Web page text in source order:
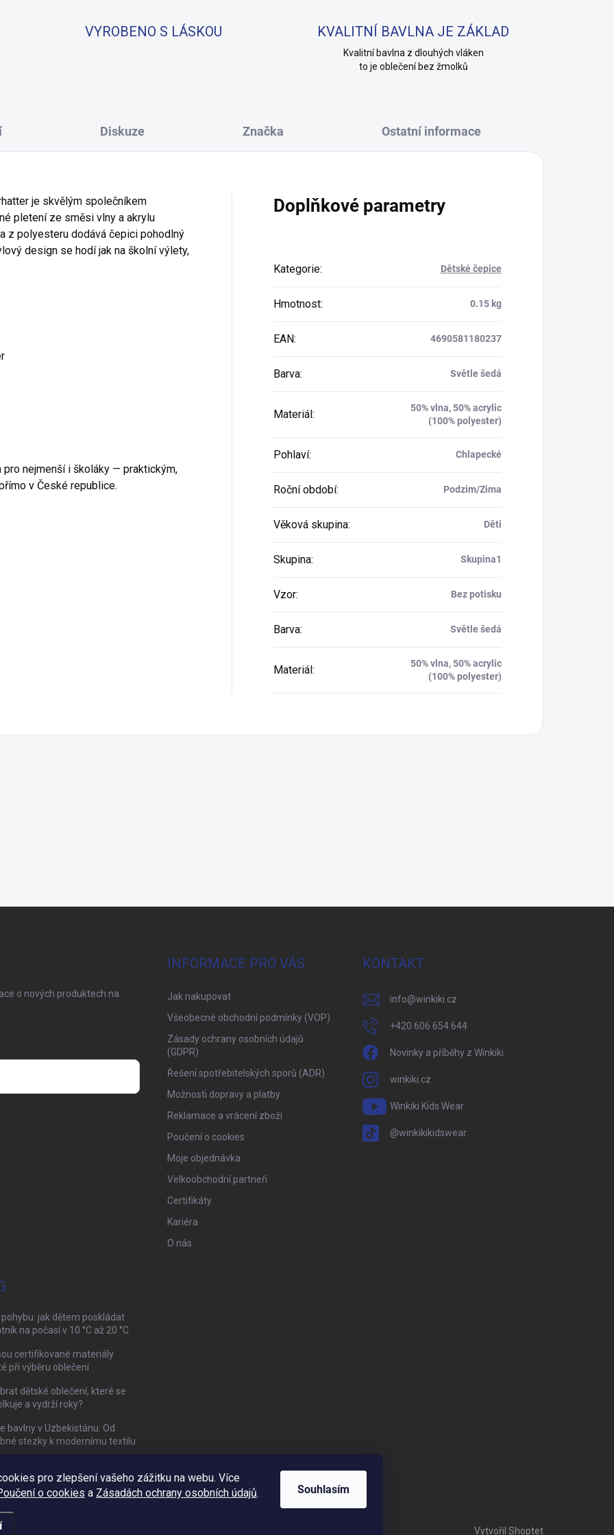
pro zlepšení vašeho zážitku na webu. Více
o cookies a Zásadách ochrany osobních údajů. Souhlasím
VYROBENO S LÁSKOU KVALITNÍ BAVLNA JE ZÁKLAD
Kvalitní bavlna z dlouhých vláken
to je oblečení bez žmolků
Diskuze Značka Ostatní informace
je skvělým společníkem
pletení ze směsi vlny a akrylu
z polyesteru dodává čepici pohodlný
design se hodí jak na školní výlety,
nejmenší i školáky — praktickým,
v České republice.
Doplňkové parametry
Kategorie: Dětské čepice
Hmotnost: 0.15 kg
EAN: 4690581180237
Barva: Světle šedá
Materiál :
50% vlna, 50% acrylic
(100% polyester)
Pohlaví: Chlapecké
Roční období: Podzim/Zima
Věková skupina: Děti
Skupina: Skupina1
Vzor: Bez potisku
Barva: Světle šedá
Materiál :
50% vlna, 50% acrylic
(100% polyester)
o nových produktech na
INFORMACE PRO VÁS
Jak nakupovat
Všeobecné obchodní podmínky (VOP)
Zásady ochrany osobních údajů
(GDPR)
Řešení spotřebitelských sporů (ADR)
Možnosti dopravy a platby
Reklamace a vrácení zboží
Poučení o cookies
Moje objednávka
Velkoobchodní partneři
Certifikáty
Kariéra
O nás
KONTAKT
info@winkiki.cz
+420 606 654 644
Novinky a příběhy z Winkiki
winkiki.cz
Winkiki Kids Wear
@winkikikidswear
jak dětem poskládat
na počasí v 10 °C až 20 °C
certifikované materiály
při výběru oblečení
dětské oblečení, které se
a vydrží roky?
bavlny v Uzbekistánu: Od
stezky k modernímu textilu
Mamazone | Allegro.cz | Řešení sporů on-line
Vytvořil Shoptet
nastavení cookies